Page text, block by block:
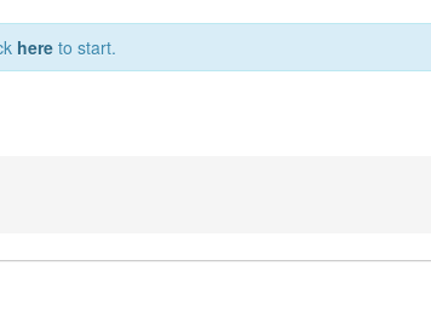
here to start.